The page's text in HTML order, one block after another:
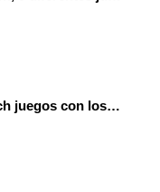
Programa con Scratch juegos con los partidos del mundial 2026 ganados por España